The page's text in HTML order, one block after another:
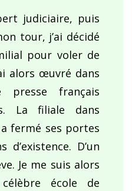
judiciaire, puis
tour, j’ai décidé
pour voler de
alors œuvré dans
français
La filiale dans
fermé ses portes
D’un
Je me suis alors
école de